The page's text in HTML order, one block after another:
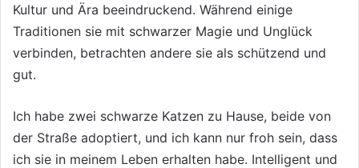
Kultur und Ära beeindruckend. Während einige
Traditionen sie mit schwarzer Magie und Unglück
verbinden, betrachten andere sie als schützend und
gut.
Ich habe zwei schwarze Katzen zu Hause, beide von
der Straße adoptiert, und ich kann nur froh sein, dass
ich sie in meinem Leben erhalten habe. Intelligent und